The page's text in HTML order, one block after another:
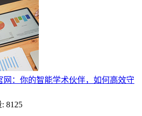
：你的智能学术伙伴，如何高效守
8125